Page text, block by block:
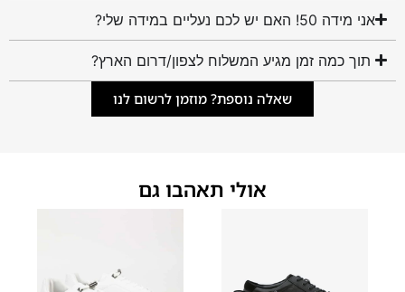
אני מידה 50! האם יש לכם נעליים במידה שלי?
תוך כמה זמן מגיע המשלוח לצפון/דרום הארץ?
שאלה נוספת? מוזמן לרשום לנו
אולי תאהבו גם